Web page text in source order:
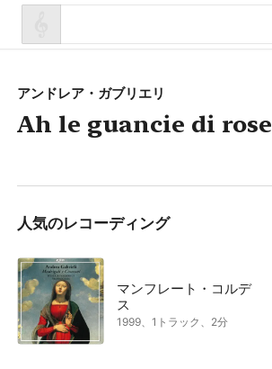
アンドレア・ガブリエリ
Ah le guancie di rose
人気のレコーディング
マンフレート・コルデ
ス
1999、1トラック、2分